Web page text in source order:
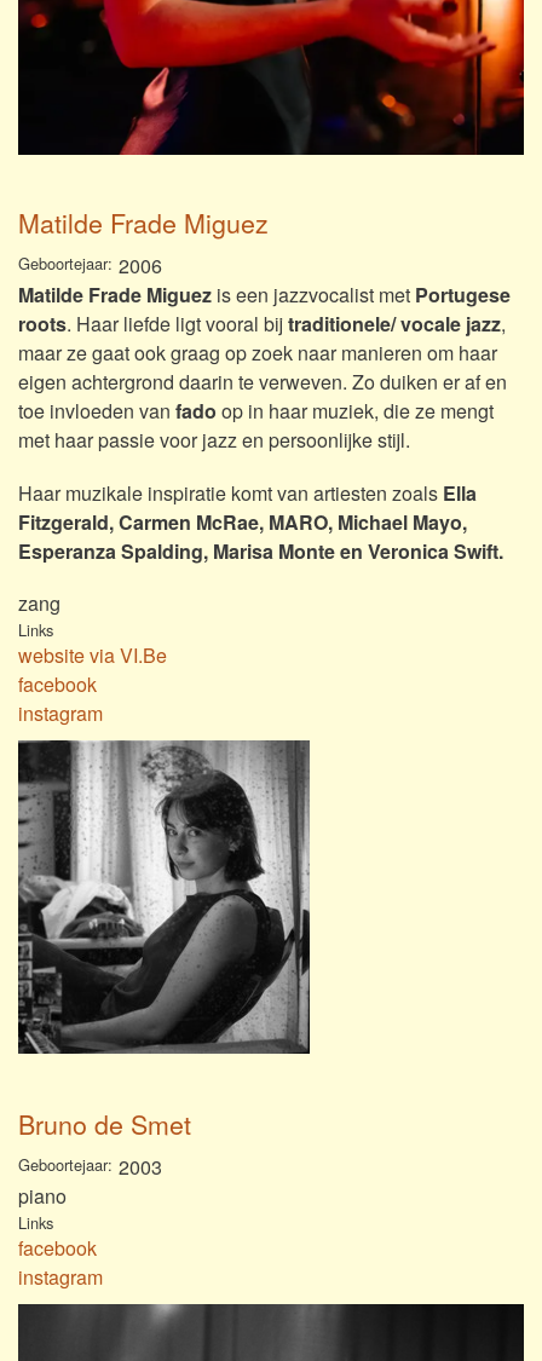
Matilde Frade Miguez
Geboortejaar 2006
Matilde Frade Miguez iseen jazzvocalist met Portugese
roots. Haar liefde ligt vooral bijtraditionele/ vocale jazz,
maar ze gaat ook graag op zoek naar manieren om haar
eigen achtergrond daarin te verweven. Zo duiken er af en
toe invloeden van fado op in haar muziek, die ze mengt
met haar passie voor jazz en persoonlijke stijl.
Haar muzikale inspiratie komt van artiesten zoals Ella
Fitzgerald, Carmen McRae, MARO, Michael Mayo,
Esperanza Spalding, Marisa Monte en Veronica Swift.
zang
Links
website via VI.Be
facebook
instagram
Bruno de Smet
Geboortejaar 2003
piano
Links
facebook
instagram